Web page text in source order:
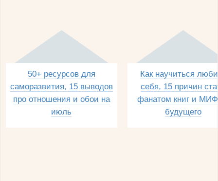
50+ ресурсов для
саморазвития, 15 выводов
про отношения и обои на
июль
Как научиться
себя, 15 причин
фанатом книг и
будущего